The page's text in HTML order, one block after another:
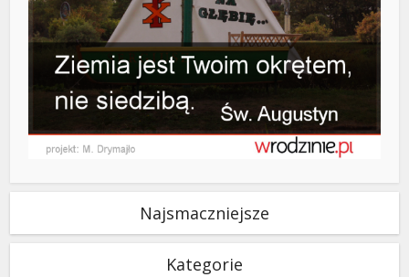
Najsmaczniejsze
Kategorie